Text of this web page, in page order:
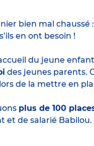
bien mal chaussé :
en ont besoin !
du jeune
des jeunes parents.
de la mettre en
plus de 100
et de salarié